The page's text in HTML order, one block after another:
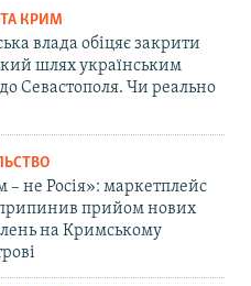
ТА КРИМ
влада обіцяє закрити
шлях українським
Севастополя. Чи реально
– не Росія»: маркетплейс
прийом нових
на Кримському